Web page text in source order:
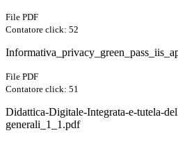
File PDF
Contatore click: 52
File PDF
Contatore click: 51
Didattica-Digitale-Integrata-e-tutela-
generali_1_1.pdf